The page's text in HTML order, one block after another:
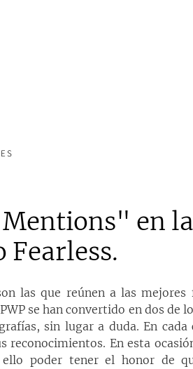
en
Fearless.
las que reúnen a las
se han convertido en dos de
sin lugar a duda. En
reconocimientos. En esta
poder tener el honor de